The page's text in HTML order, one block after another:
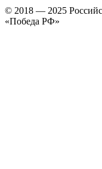
© 2018 — 2025
«Победа РФ»